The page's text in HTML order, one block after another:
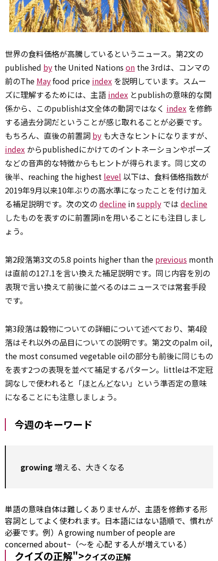
世界の食料価格が高騰しているというニュース。第2文の
published by the United Nationson the 3rdは、コンマの
前のThe Mayfood price index を説明しています。スムー
ズに理解するためには、主語 index とpublishの意味的な関
係から、このpublishは文全体の動詞ではなく index を修飾
する過去分詞だということが感じ取れることが必要です。
もちろん、直後の前置詞 by も大きなヒントになりますが、
index からpublishedにかけてのイントネーションやポーズ
などの音声的な特徴からもヒントが得られます。同じ文の
後半、reaching the highest level 以下は、食料価格指数が
2019年9月以来10年ぶりの高水準になったことを付け加え
る補足説明です。次の文の decline insupply では decline
したものを表すのに前置詞inを用いることにも注目しまし
ょう。
第2段落第3文の5.8 points higher than the previous month
は直前の127.1を言い換えた補足説明です。同じ内容を別の
表現で言い換えて前後に並べるのはニュースでは常套手段
です。
第3段落は穀物についての詳細について述べており、第4段
落はそれ以外の品目についての説明です。第2文のpalm oil,
the most consumed vegetable oilの部分も前後に同じもの
を表す2つの表現を並べて補足するパターン。littleは不定冠
詞なしで使われると「ほとんどない」という準否定の意味
になることにも注意しましょう。
今週のキーワード
growing増える、大きくなる
単語の意味自体は難しくありませんが、主語を修飾する形
容詞としてよく使われます。日本語にはない語順で、慣れが
必要です。例）A growing number ofpeople are
concerned about~（～を 心配 する人が増えている）
クイズの正解">クイズの正解